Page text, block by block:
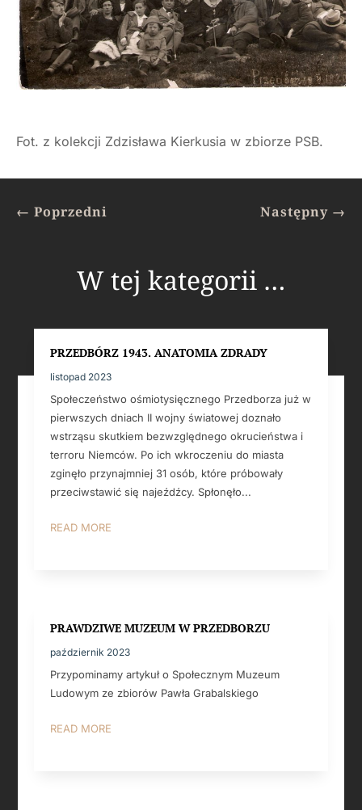
Fot. z kolekcji Zdzisława Kierkusia w zbiorze PSB.
← Poprzedni Następny →
W tej kategorii …
PRZEDBÓRZ 1943. ANATOMIA ZDRADY
listopad 2023
Społeczeństwo ośmiotysięcznego Przedborza już w
pierwszych dniach II wojny światowej doznało
wstrząsu skutkiem bezwzględnego okrucieństwa i
terroru Niemców. Po ich wkroczeniu do miasta
zginęło przynajmniej 31 osób, które próbowały
przeciwstawić się najeźdźcy. Spłonęło...
READ MORE
PRAWDZIWE MUZEUM W PRZEDBORZU
październik 2023
Przypominamy artykuł o Społecznym Muzeum
Ludowym ze zbiorów Pawła Grabalskiego
READ MORE